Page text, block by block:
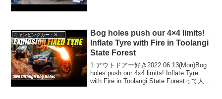
Bog holes push our 4×4 limits!
Inflate Tyre with Fire in Toolangi
State Forest
1:アウトドアー好き2022.06.13(Mon)Bog
holes push our 4x4 limits! Inflate Tyre
with Fire in Toolangi State Forestって人気